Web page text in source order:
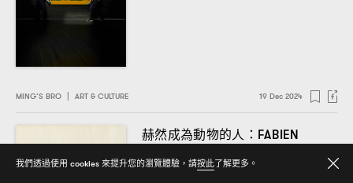
MING’S BRO | ART & CULTURE 19 Dec 2024
赫然成為動物的人 ：FABIEN
我們透過使用 cookies 來提升您的瀏覽體驗，請按此了解更多。